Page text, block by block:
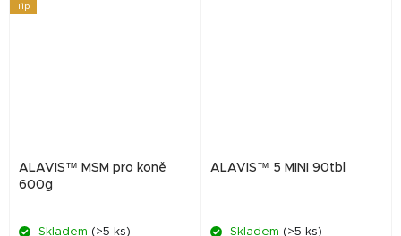
Tip
ALAVIS™ MSM pro koně
600g
Skladem (>5 ks)
ALAVIS™ 5 MINI 90tbl
Skladem (>5 ks)